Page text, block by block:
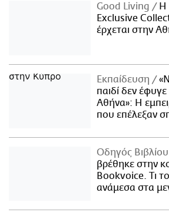
Good Living
Η
Exclusive
έρχεται στην
Εκπαίδευση
παιδί δεν
Αθήνα»: Η
που επέλεξαν
Οδηγός Βιβλίου
βρέθηκε στην
Bookvoice. Τι
ανάμεσα στα